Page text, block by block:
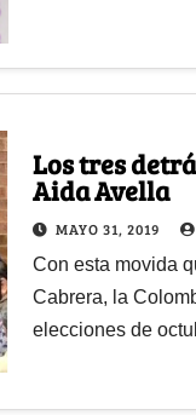
Los tres
Aida Avella
MAYO 31, 2019
Con esta movida
Cabrera, la
elecciones de